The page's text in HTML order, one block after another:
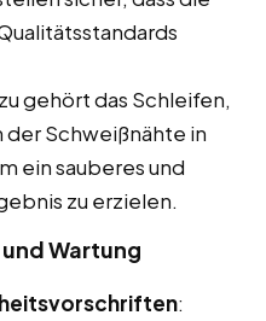
gehört das Schleifen,
Schweißnähte in
ein sauberes und
zu erzielen.
Wartung
: